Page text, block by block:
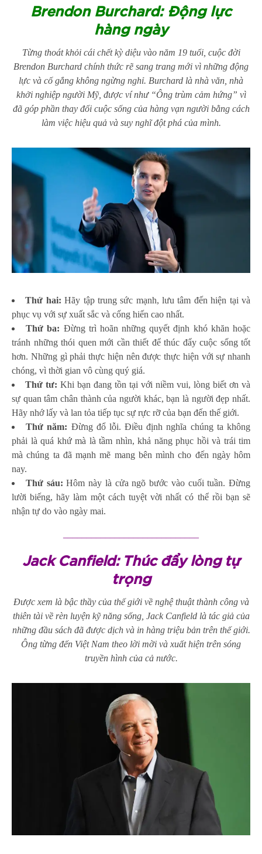
Brendon Burchard: Động lực
hàng ngày
Từng thoát khỏi cái chết kỳ diệu vào năm 19 tuổi, cuộc đời
Brendon Burchard chính thức rẽ sang trang mới vì những động
lực và cố gắng không ngừng nghỉ. Burchard là nhà văn, nhà
khởi nghiệp người Mỹ, được ví như “Ông trùm cảm hứng” vì
đã góp phần thay đổi cuộc sống của hàng vạn người bằng cách
làm việc hiệu quả và suy nghĩ đột phá của mình.
Thứ hai: Hãy tập trung sức mạnh, lưu tâm đến hiện tại và
phục vụ với sự xuất sắc và cống hiến cao nhất.
Thứ ba: Đừng trì hoãn những quyết định khó khăn hoặc
tránh những thói quen mới cần thiết để thúc đẩy cuộc sống tốt
hơn. Những gì phải thực hiện nên được thực hiện với sự nhanh
chóng, vì thời gian vô cùng quý giá.
Thứ tư: Khi bạn đang tồn tại với niềm vui, lòng biết ơn và
sự quan tâm chân thành của người khác, bạn là người đẹp nhất.
Hãy nhớ lấy và lan tỏa tiếp tục sự rực rỡ của bạn đến thế giới.
Thứ năm: Đừng đổ lỗi. Điều định nghĩa chúng ta không
phải là quá khứ mà là tầm nhìn, khả năng phục hồi và trái tim
mà chúng ta đã mạnh mẽ mang bên mình cho đến ngày hôm
nay.
Thứ sáu: Hôm này là cửa ngõ bước vào cuối tuần. Đừng
lười biếng, hãy làm một cách tuyệt vời nhất có thể rồi bạn sẽ
nhận tự do vào ngày mai.
Jack Canfield: Thúc đẩy lòng tự
trọng
Được xem là bậc thầy của thế giới về nghệ thuật thành công và
thiên tài về rèn luyện kỹ năng sống, Jack Canfield là tác giả của
những đầu sách đã được dịch và in hàng triệu bản trên thế giới.
Ông từng đến Việt Nam theo lời mời và xuất hiện trên sóng
truyền hình của cả nước.